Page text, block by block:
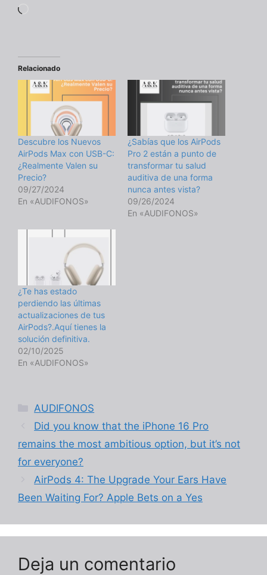
Relacionado
Descubre los Nuevos
AirPods Max con USB-C:
¿Realmente Valen su
Precio?
09/27/2024
En «AUDIFONOS»
¿Sabías que los AirPods
Pro 2 están a punto de
transformar tu salud
auditiva de una forma
nunca antes vista?
09/26/2024
En «AUDIFONOS»
¿Te has estado
perdiendo las últimas
actualizaciones de tus
AirPods?.Aquí tienes la
solución definitiva.
02/10/2025
En «AUDIFONOS»
Categorías
AUDIFONOS
Did you know that the iPhone 16 Pro
remains the most ambitious option, but it’s not
for everyone?
AirPods 4: The Upgrade Your Ears Have
Been Waiting For? Apple Bets on a Yes
Deja un comentario